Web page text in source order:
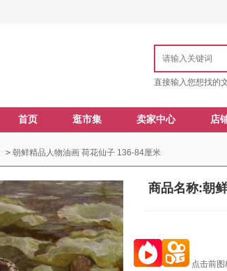
直接输入您想找的
首页 逛市集 卖家中心 店
> 朝鲜精品人物油画 荷花仙子 136-84厘米
商品名称:朝
点击前